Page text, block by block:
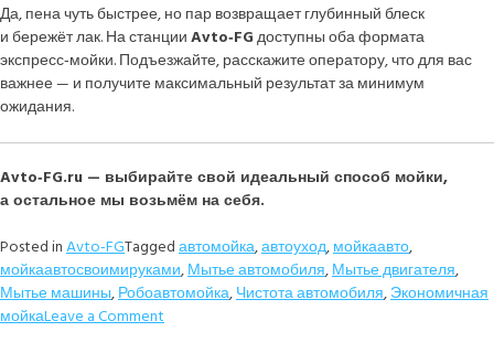
Да, пена чуть быстрее, но пар возвращает глубинный блеск
и бережёт лак. На станцииAvto‑FGдоступны оба формата
экспресс‑мойки. Подъезжайте, расскажите оператору, что для вас
важнее — и получите максимальный результат за минимум
ожидания.
Avto‑FG.ru — выбирайте свой идеальный способ мойки,
а остальное мы возьмём на себя.
Posted inAvto-FGTaggedавтомойка,автоуход,мойкаавто,
мойкаавтосвоимируками,Мытье автомобиля,Мытье двигателя,
Мытье машины,Робоавтомойка,Чистота автомобиля,Экономичная
мойкаLeave a Comment